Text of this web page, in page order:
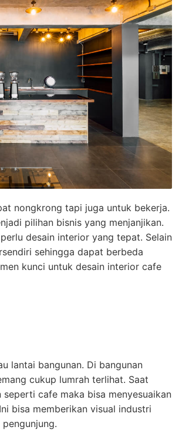
nongkrong tapi juga untuk bekerja.
pilihan bisnis yang menjanjikan.
desain interior yang tepat. Selain
sehingga dapat berbeda
kunci untuk desain interior cafe
lantai bangunan. Di bangunan
cukup lumrah terlihat. Saat
cafe maka bisa menyesuaikan
bisa memberikan visual industri